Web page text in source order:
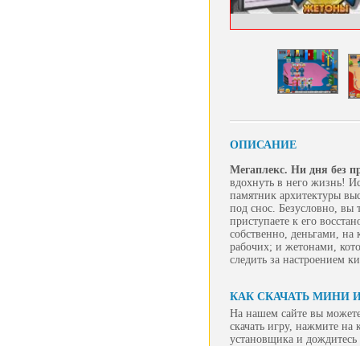
ОПИСАНИЕ
Мегаплекс. Ни дня без
вдохнуть в него жизнь!
памятник архитектуры
под снос. Безусловно, вы
приступаете к его
собственно, деньгами, на
рабочих; и жетонами,
следить за настроением
КАК СКАЧАТЬ МИНИ
На нашем сайте вы
скачать игру, нажмите на
установщика и